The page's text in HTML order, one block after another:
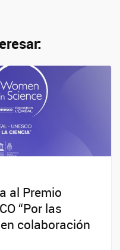
al Premio
“Por las
colaboración